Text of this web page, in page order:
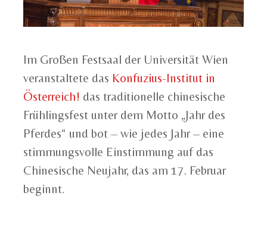
Im Großen Festsaal der Universität Wien
veranstaltete das Konfuzius-Institut in
Österreich! das traditionelle chinesische
Frühlingsfest unter dem Motto „Jahr des
Pferdes“ und bot – wie jedes Jahr – eine
stimmungsvolle Einstimmung auf das
Chinesische Neujahr, das am 17. Februar
beginnt.